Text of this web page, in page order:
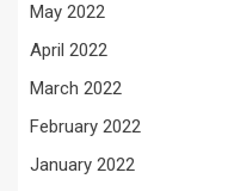
May 2022
April 2022
March 2022
February 2022
January 2022